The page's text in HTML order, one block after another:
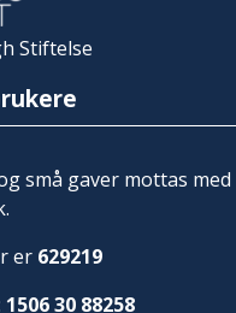
Stiftelse
små gaver mottas med
er 629219
1506 30 88258